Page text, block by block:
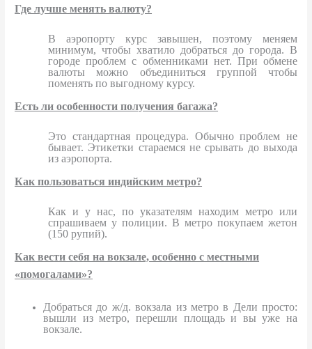
Где лучше менять валюту?
В аэропорту курс завышен, поэтому меняем
минимум, чтобы хватило добраться до города. В
городе проблем с обменниками нет. При обмене
валюты можно объединиться группой чтобы
поменять по выгодному курсу.
Есть ли особенности получения багажа?
Это стандартная процедура. Обычно проблем не
бывает. Этикетки стараемся не срывать до выхода
из аэропорта.
Как пользоваться индийским метро?
Как и у нас, по указателям находим метро или
спрашиваем у полиции. В метро покупаем жетон
(150 рупий).
Как вести себя на вокзале, особенно с местными
«помогалами»?
Добраться до ж/д. вокзала из метро в Дели просто:
вышли из метро, перешли площадь и вы уже на
вокзале.